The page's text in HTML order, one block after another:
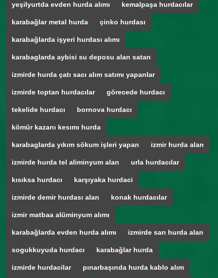
yeşilyurtda evden hurda alımı kemalpaşa hurdacılar
karabağlar metal hurda çinko hurdası
karabağlarda işyeri hurdası alımı
karabaglarda aybisi su deposu alan satan
izmirde hurda çatı sacı alım satımı yapanlar
izmirde toptan hurdacılar görecede hurdacı
tekelide hurdacı bornova hurdacı
kömür kazanı kesımı hurda
karabaglarda yıkım sökum işleri yapan izmir hurda alan
izmirde hurda tel aliminyum alan urla hurdacılar
kısıksa hurdacı karşıyaka hurdaci
izmirde demir hurdası alan konak hurdacılar
izmir matbaa alüminyum alımı
karabağlarda evden hurda alımı izmirde sarı hurda alan
sogukkuyuda hurdacı karabağlar hurda
izmirde hurdacilar pınarbaşında hurda kablo alım